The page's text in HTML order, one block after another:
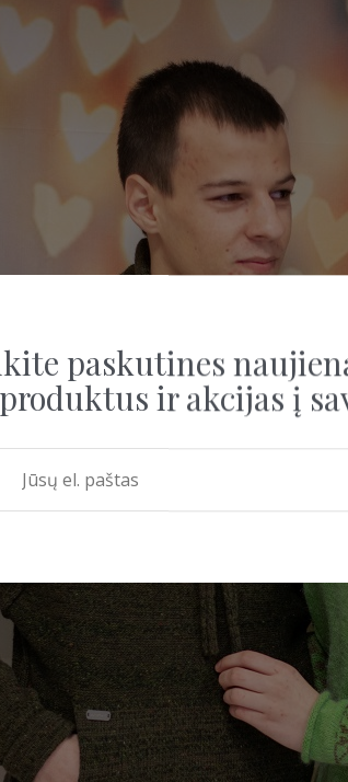
paskutines
produktus ir akcijas į